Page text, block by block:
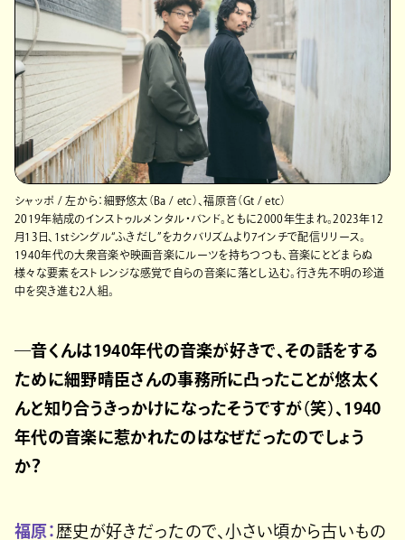
シャッポ / 左から：細野悠太（Ba / etc）、福原音（Gt / etc）
2019年結成のインストゥルメンタル・バンド。ともに2000年生まれ。2023年12
月13日、1stシングル“ふきだし”をカクバリズムより7インチで配信リリース。
1940年代の大衆音楽や映画音楽にルーツを持ちつつも、音楽にとどまらぬ
様々な要素をストレンジな感覚で自らの音楽に落とし込む。行き先不明の珍道
中を突き進む2人組。
―音くんは1940年代の音楽が好きで、その話をする
ために細野晴臣さんの事務所に凸ったことが悠太く
んと知り合うきっかけになったそうですが（笑）、1940
年代の音楽に惹かれたのはなぜだったのでしょう
か？
福原： 歴史が好きだったので、小さい頃から古いもの